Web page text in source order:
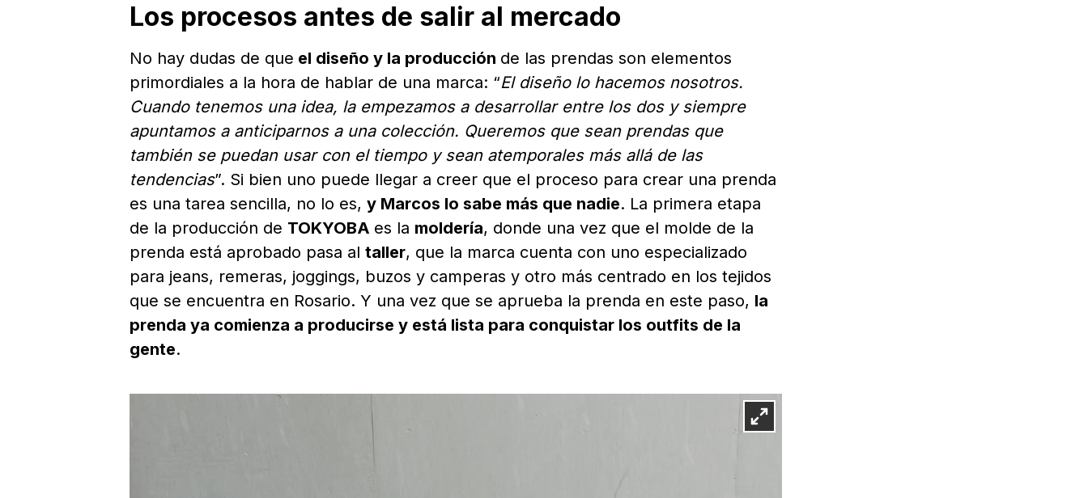
Los procesos antes de salir al mercado
No hay dudas de que el diseño y la producción de las prendas son elementos
primordiales a la hora de hablar de una marca: “El diseño lo hacemos nosotros.
Cuando tenemos una idea, la empezamos a desarrollar entre los dos y siempre
apuntamos a anticiparnos a una colección. Queremos que sean prendas que
también se puedan usar con el tiempo y sean atemporales más allá de las
tendencias”. Si bien uno puede llegar a creer que el proceso para crear una prenda
es una tarea sencilla, no lo es, y Marcos lo sabe más que nadie. La primera etapa
de la producción de TOKYOBA es la moldería, donde una vez que el molde de la
prenda está aprobado pasa al taller, que la marca cuenta con uno especializado
para jeans, remeras, joggings, buzos y camperas y otro más centrado en los tejidos
que se encuentra en Rosario. Y una vez que se aprueba la prenda en este paso, la
prenda ya comienza a producirse y está lista para conquistar los outfits de la
gente.